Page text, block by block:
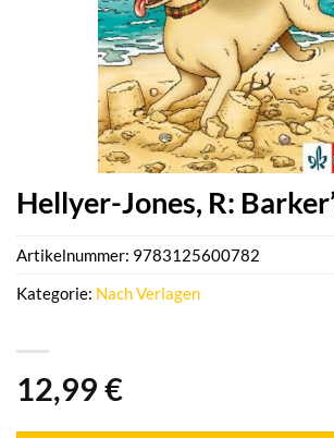
Hellyer-Jones, R:
12,99 €
Artikelnummer: 9783125600782
Kategorie: Nach Verlagen